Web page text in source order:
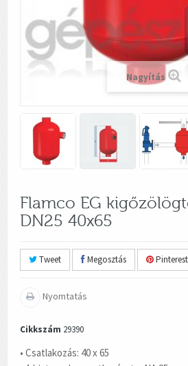
Nagyítás
Flamco EG
DN25 40x65
Tweet Megosztás Pinterest
Nyomtatás
Cikkszám 29390
• Csatlakozás: 40 x 65